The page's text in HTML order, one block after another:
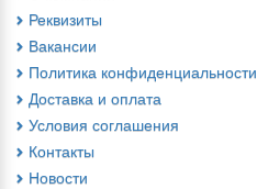
Реквизиты
Вакансии
Политика конфиденциальности
Доставка и оплата
Условия соглашения
Контакты
Новости